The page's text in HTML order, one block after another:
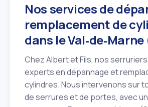
Nos services de
remplacement de
dans le Val‑de‑Marne
Chez Albert et Fils, nos
experts en dépannage et
cylindres. Nous intervenons sur
de serrures et de portes, avec